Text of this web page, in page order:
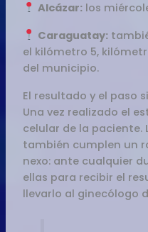
Alcázar: los
Caraguatay:
el kilómetro 5,
del municipio.
El resultado y el paso
Una vez realizado el
celular de la paciente.
también cumplen un
nexo: ante cualquier
ellas para recibir el
llevarlo al ginecólogo